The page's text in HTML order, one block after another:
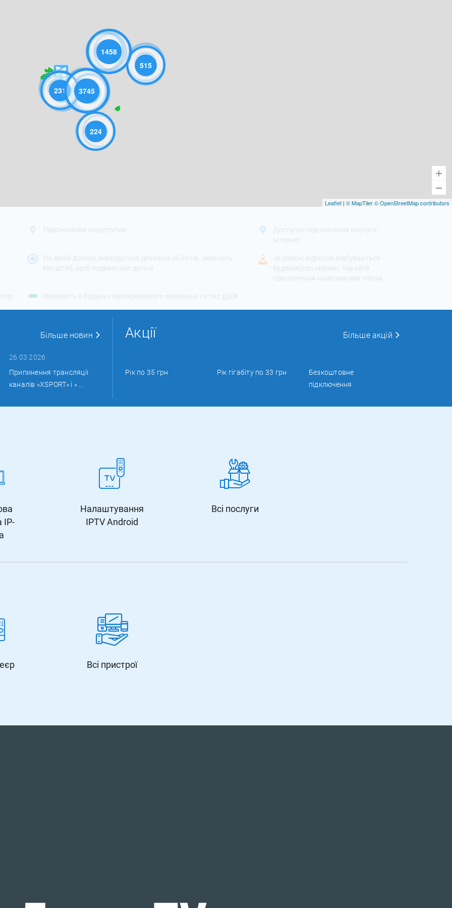
515
224
1458
231 3745
Leaflet | © MapTiler© OpenStreetMap contributors
Більше новин
26.03.2026
Припинення трансляції
каналів «XSPORT» і « ...
Акції Більше акцій
Рік по 35 грн Рік гігабіту по 33 грн
Безкоштовне
підключення
IP-
Налаштування
IPTV Android
Всі послуги
Всі пристрої